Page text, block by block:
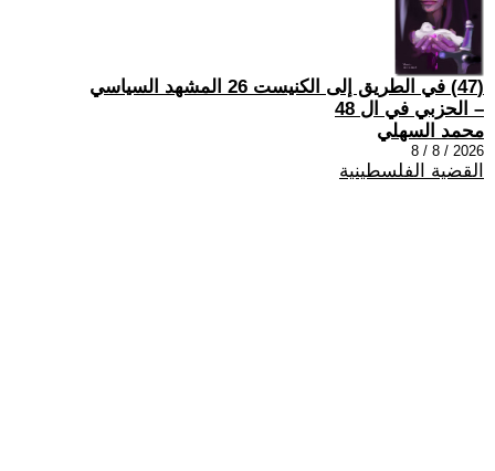
(47) في الطريق إلى الكنيست 26 المشهد السياسي
– الحزبي في ال 48
محمد السهلي
2026 / 8 / 8
القضية الفلسطينية